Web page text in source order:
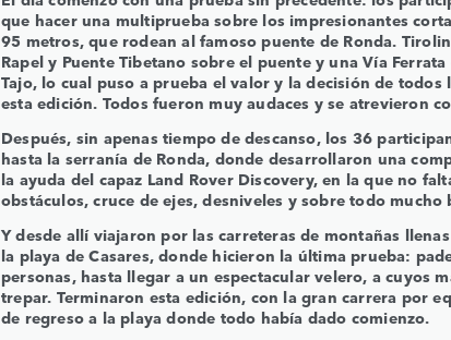
que hacer una multiprueba sobre los impresionantes
95 metros, que rodean al famoso puente de Ronda.
Rapel y Puente Tibetano sobre el puente y una Vía
Tajo, lo cual puso a prueba el valor y la decisión de todos
esta edición. Todos fueron muy audaces y se atrevieron
Después, sin apenas tiempo de descanso, los 36
hasta la serranía de Ronda, donde desarrollaron una
la ayuda del capaz Land Rover Discovery, en la que no
obstáculos, cruce de ejes, desniveles y sobre todo mucho
Y desde allí viajaron por las carreteras de montañas
la playa de Casares, donde hicieron la última prueba:
personas, hasta llegar a un espectacular velero, a cuyos
trepar. Terminaron esta edición, con la gran carrera por
de regreso a la playa donde todo había dado comienzo.